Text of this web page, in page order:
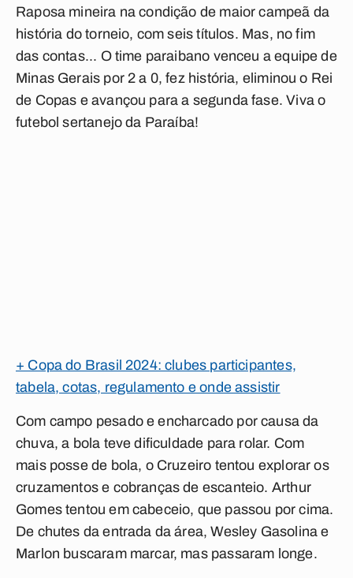
Raposa mineira na condição de maior campeã da
história do torneio, com seis títulos. Mas, no fim
das contas... O time paraibano venceu a equipe de
Minas Gerais por 2 a 0, fez história, eliminou o Rei
de Copas e avançou para a segunda fase. Viva o
futebol sertanejo da Paraíba!
+ Copa do Brasil 2024: clubes participantes,
tabela, cotas, regulamento e onde assistir
Com campo pesado e encharcado por causa da
chuva, a bola teve dificuldade para rolar. Com
mais posse de bola, o Cruzeiro tentou explorar os
cruzamentos e cobranças de escanteio. Arthur
Gomes tentou em cabeceio, que passou por cima.
De chutes da entrada da área, Wesley Gasolina e
Marlon buscaram marcar, mas passaram longe.